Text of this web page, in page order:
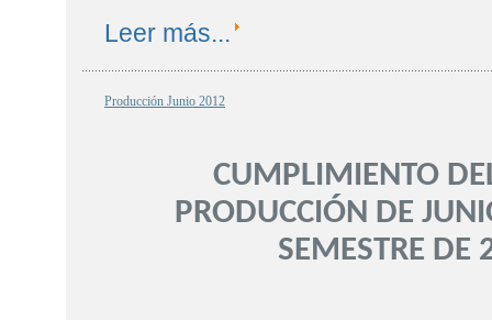
Leer más...
Producción Junio 2012
CUMPLIMIENTO
PRODUCCIÓN DE
SEMESTRE DE